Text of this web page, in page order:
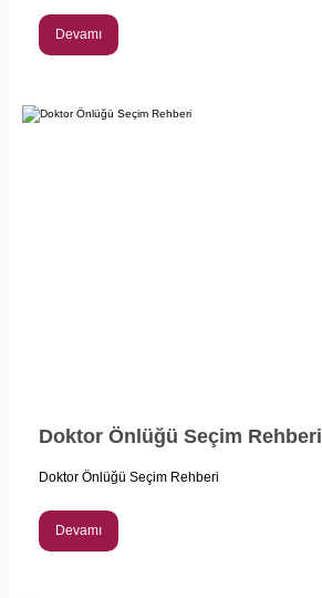
Devamı
Doktor Önlüğü Seçim Rehberi
Doktor Önlüğü Seçim Rehberi
Devamı